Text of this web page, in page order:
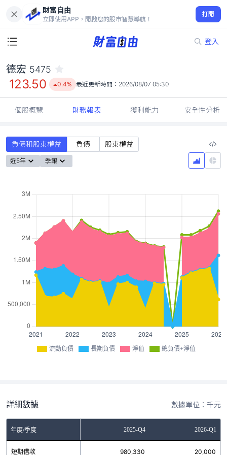
財富自由
立即使用APP，開啟您的股市智慧導航！
打開
登入
123.50
0.4%
德宏 5475
123.50 0.4% 最近更新時間： 2026/08/07 05:30
個股概覽 財務報表 獲利能力 安全性分析
負債和股東權益 負債 股東權益
近5年 季報
流動負債 長期負債 淨值 總負債+淨值
詳細數據 數據單位：千元
年度/季度 2025-Q4 2026-Q1
短期借款 980,330 20,000